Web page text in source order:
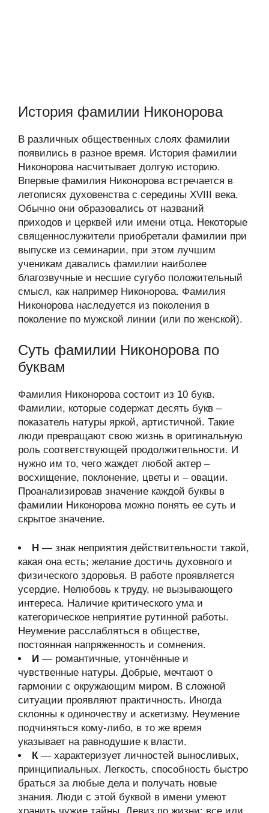
История фамилии Никонорова
В различных общественных слоях фамилии
появились в разное время. История фамилии
Никонорова насчитывает долгую историю.
Впервые фамилия Никонорова встречается в
летописях духовенства с середины XVIII века.
Обычно они образовались от названий
приходов и церквей или имени отца. Некоторые
священнослужители приобретали фамилии при
выпуске из семинарии, при этом лучшим
ученикам давались фамилии наиболее
благозвучные и несшие сугубо положительный
смысл, как например Никонорова. Фамилия
Никонорова наследуется из поколения в
поколение по мужской линии (или по женской).
Суть фамилии Никонорова по
буквам
Фамилия Никонорова состоит из 10 букв.
Фамилии, которые содержат десять букв –
показатель натуры яркой, артистичной. Такие
люди превращают свою жизнь в оригинальную
роль соответствующей продолжительности. И
нужно им то, чего жаждет любой актер –
восхищение, поклонение, цветы и – овации.
Проанализировав значение каждой буквы в
фамилии Никонорова можно понять ее суть и
скрытое значение.
Н — знак неприятия действительности такой,
какая она есть; желание достичь духовного и
физического здоровья. В работе проявляется
усердие. Нелюбовь к труду, не вызывающего
интереса. Наличие критического ума и
категорическое неприятие рутинной работы.
Неумение расслабляться в обществе,
постоянная напряженность и сомнения.
И — романтичные, утончённые и
чувственные натуры. Добрые, мечтают о
гармонии с окружающим миром. В сложной
ситуации проявляют практичность. Иногда
склонны к одиночеству и аскетизму. Неумение
подчиняться кому-либо, в то же время
указывает на равнодушие к власти.
К— характеризует личностей выносливых,
принципиальных. Легкость, способность быстро
браться за любые дела и получать новые
знания. Люди с этой буквой в имени умеют